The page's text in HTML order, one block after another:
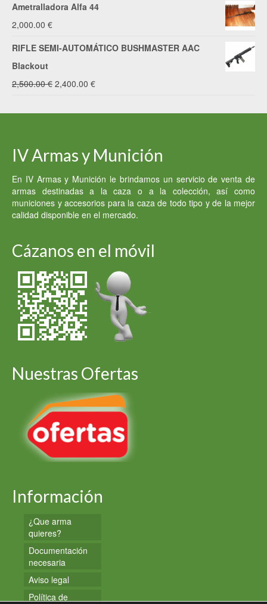
1,200.00 €.1,100.00 €.
Ametralladora Alfa 44
2,000.00 €
RIFLE SEMI-AUTOMÁTICO BUSHMASTER AAC
Blackout
2,500.00€ El
2,500.00 €.
2,400.00 €El
2,400.00 €.
IV Armas y Munición
En IV Armas y Munición le brindamos un servicio de venta de
armas destinadas a la caza o a la colección, así como
municiones y accesorios para la caza de todo tipo y de la mejor
calidad disponible en el mercado.
Cázanos en el móvil
Nuestras Ofertas
Información
¿Que arma
quieres?
Documentación
necesaria
Aviso legal
Política de